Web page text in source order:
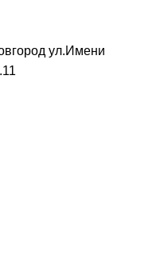
ул.Имени